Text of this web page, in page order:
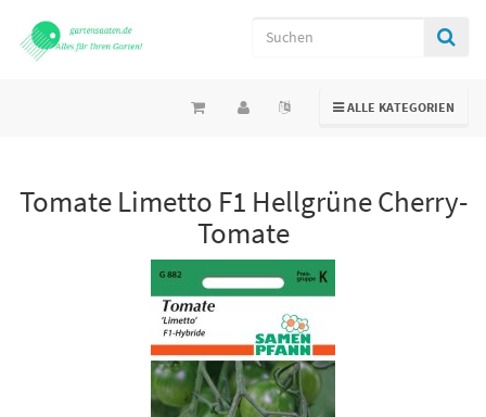
TOGGLE NAVIGATION
ALLE KATEGORIEN
Tomate Limetto F1 Hellgrüne Cherry-
Tomate